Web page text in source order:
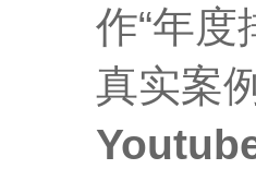
作“年
真实案